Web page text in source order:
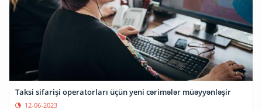
Taksi sifarişi operatorları üçün yeni cərimələr müəyyənləşir
12-06-2023